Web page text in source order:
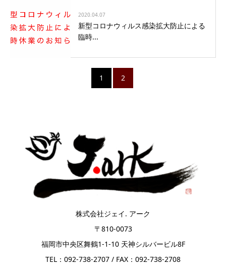
2020.04.07
新型コロナウィルス感染拡大防止による
臨時...
1 2
株式会社ジェイ. アーク
〒810-0073
福岡市中央区舞鶴1-1-10 天神シルバービル8F
TEL：092-738-2707 / FAX：092-738-2708